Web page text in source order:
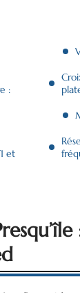
:
et